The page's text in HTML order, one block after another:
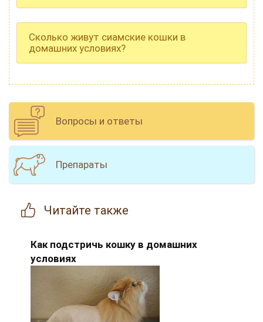
Сколько живут сиамские кошки в
домашних условиях?
Вопросы и ответы
Препараты
Читайте также
Как подстричь кошку в домашних
условиях